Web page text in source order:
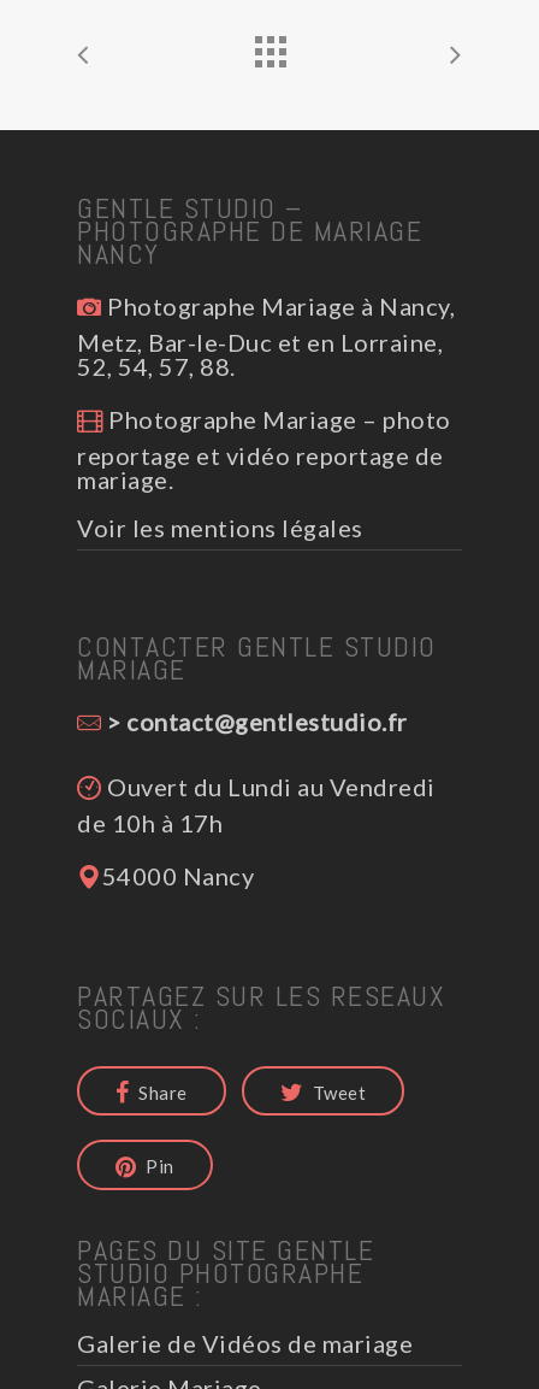
GENTLE STUDIO –
PHOTOGRAPHE DE MARIAGE
NANCY
Photographe Mariage à Nancy,
Metz, Bar-le-Duc et en Lorraine,
52, 54, 57, 88.
Photographe Mariage – photo
reportage et vidéo reportage de
mariage.
Voir les mentions légales
CONTACTER GENTLE STUDIO
MARIAGE
> contact@gentlestudio.fr
Ouvert du Lundi au Vendredi
de 10h à 17h
54000 Nancy
PARTAGEZ SUR LES RESEAUX
SOCIAUX :
Share Tweet
Pin
PAGES DU SITE GENTLE
STUDIO PHOTOGRAPHE
MARIAGE :
Galerie de Vidéos de mariage